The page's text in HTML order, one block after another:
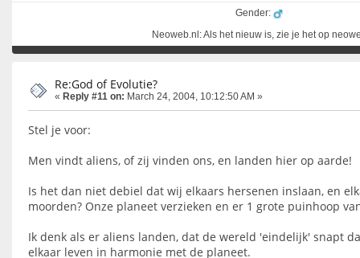
Gender:
Neoweb.nl: Als het nieuw is, zie je het op
Re:God of Evolutie?
« Reply #11 on: March 24, 2004, 10:12:50 AM »
Stel je voor:
Men vindt aliens, of zij vinden ons, en landen hier op aarde!
Is het dan niet debiel dat wij elkaars hersenen inslaan, en
moorden? Onze planeet verzieken en er 1 grote puinhoop
Ik denk als er aliens landen, dat de wereld 'eindelijk' snapt
elkaar leven in harmonie met de planeet.